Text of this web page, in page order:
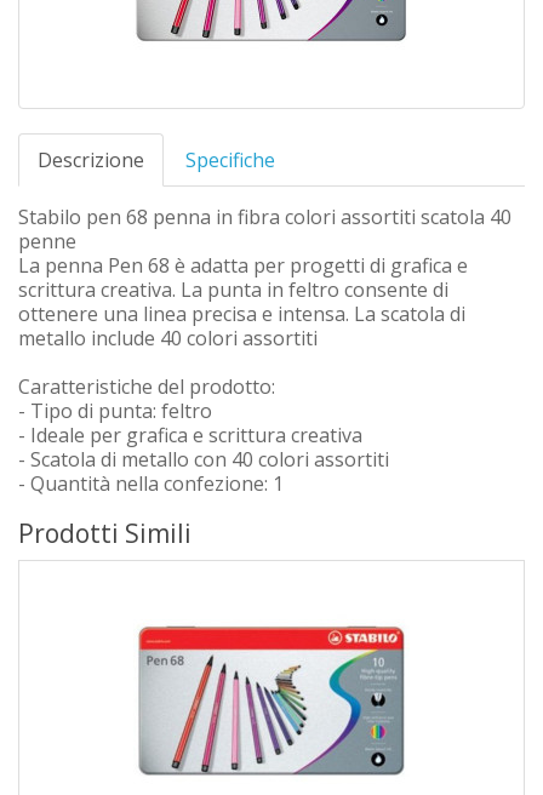
Descrizione Specifiche
Stabilo pen 68 penna in fibra colori assortiti scatola 40
penne
La penna Pen 68 è adatta per progetti di grafica e
scrittura creativa. La punta in feltro consente di
ottenere una linea precisa e intensa. La scatola di
metallo include 40 colori assortiti
Caratteristiche del prodotto:
- Tipo di punta: feltro
- Ideale per grafica e scrittura creativa
- Scatola di metallo con 40 colori assortiti
- Quantità nella confezione: 1
Prodotti Simili